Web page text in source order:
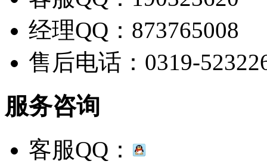
经理QQ：873765008
售后电话：0319-
服务咨询
客服QQ：